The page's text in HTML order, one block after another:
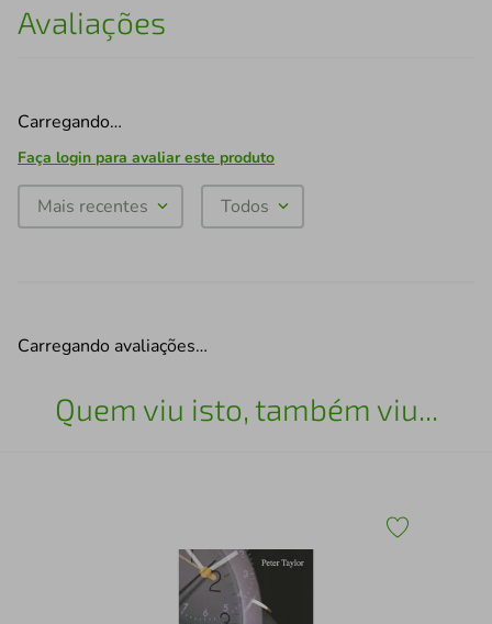
Avaliações
Carregando…
Faça login para avaliar este produto
Mais recentes Todos
Carregando avaliações…
Quem viu isto, também viu...